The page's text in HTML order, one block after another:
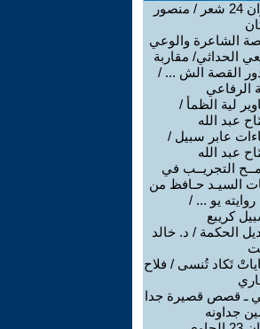
ديوان 24 شعر / منصور
الشاعرة والوعي
الحداثي/ مقاربة
القصة الش ... /
الرفاعي
لية الظمأ /
عبد الله
عابر سبيل /
عبد الله
التجريــب في
السيـد حـافظ من
يو ... /
كريبع
الحكمة / د. خالد
تَكاد تُنسى / فلاح
ـ قصص قصيرة جدا
جداونه